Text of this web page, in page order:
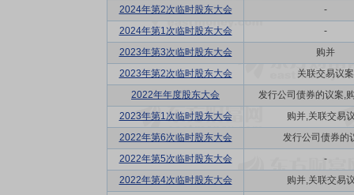
2024年第2次临时股东大会
-
2024年第1次临时股东大会
-
2023年第3次临时股东大会
购并
2023年第2次临时股东大会
关联交易议案
2022年年度股东大会
发行公司债券的议案,
2023年第1次临时股东大会
购并,关联交易
2022年第6次临时股东大会
发行公司债券的
2022年第5次临时股东大会
-
2022年第4次临时股东大会
购并,关联交易